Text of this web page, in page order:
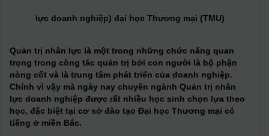
lực doanh nghiệp) đại học Thương mại (TMU)
Quản trị nhân lực là một trong những chức năng quan
trọng trong công tác quản trị bởi con người là bộ phận
nòng cốt và là trung tâm phát triển của doanh nghiệp.
Chính vì vậy mà ngày nay chuyên ngành Quản trị nhân
lực doanh nghiệp được rất nhiều học sinh chọn lựa theo
học, đặc biệt tại cơ sở đào tạo Đại học Thương mại có
tiếng ở miền Bắc.